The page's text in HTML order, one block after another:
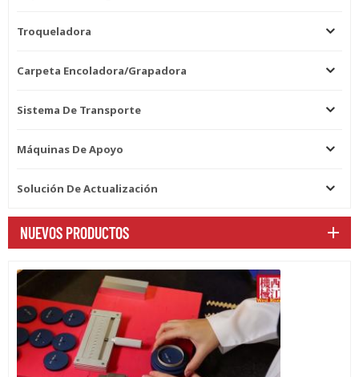
Troqueladora
Carpeta Encoladora/grapadora
Sistema De Transporte
Máquinas De Apoyo
Solución De Actualización
NUEVOS PRODUCTOS